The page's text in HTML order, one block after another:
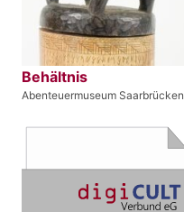
Behältnis
Abenteuermuseum Saarbrücken